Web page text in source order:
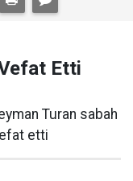
Etti
Turan sabah
etti